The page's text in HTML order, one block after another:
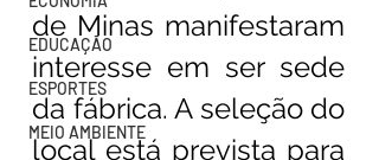
EDUCAÇÃO
ESPORTES
MEIO AMBIENTE
de Minas manifestaram
interesse em ser sede
da fábrica. A seleção do
local está prevista para